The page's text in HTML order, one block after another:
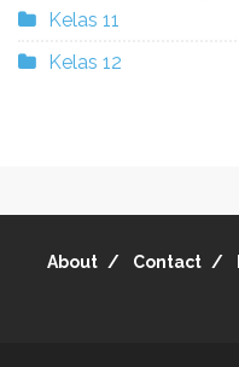
Kelas 11
Kelas 12
About Contact